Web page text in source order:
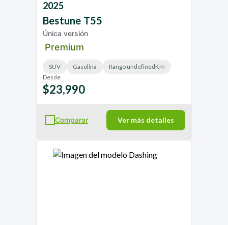
2025
Bestune T55
Única versión
Premium
SUV Gasolina
Rango undefinedKm
Desde
$23,990
Comparar Ver más detalles